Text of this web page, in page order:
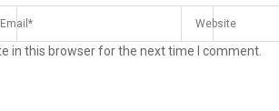
in this browser for the next time I comment.